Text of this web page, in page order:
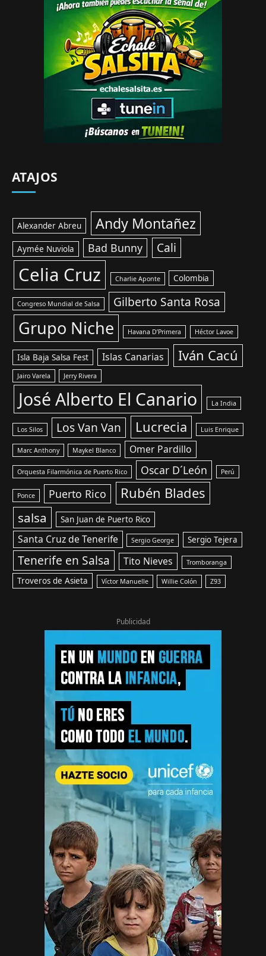
ATAJOS
Alexander Abreu Andy Montañez
Aymée Nuviola Bad Bunny Cali
Celia Cruz Charlie Aponte Colombia
Congreso Mundial de Salsa Gilberto Santa Rosa
Grupo Niche Havana D’Primera Héctor Lavoe
Isla Baja Salsa Fest Islas Canarias Iván Cacú
Jairo Varela Jerry Rivera
José Alberto El Canario La India
Los Silos Los Van Van Lucrecia Luis Enrique
Marc Anthony Maykel Blanco Omer Pardillo
Orquesta Filarmónica de Puerto Rico Oscar D´León Perú
Ponce Puerto Rico Rubén Blades
salsa San Juan de Puerto Rico
Santa Cruz de Tenerife Sergio George Sergio Tejera
Tenerife en Salsa Tito Nieves Tromboranga
Troveros de Asieta Víctor Manuelle Willie Colón Z93
Publicidad